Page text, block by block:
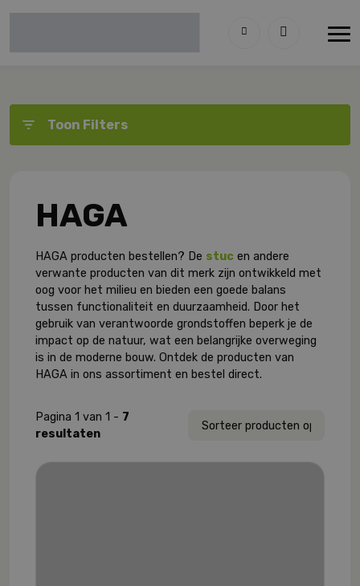
Toon Filters
HAGA
HAGA producten bestellen? De stuc en andere
verwante producten van dit merk zijn ontwikkeld met
oog voor het milieu en bieden een goede balans
tussen functionaliteit en duurzaamheid. Door het
gebruik van verantwoorde grondstoffen beperk je de
impact op de natuur, wat een belangrijke overweging
is in de moderne bouw. Ontdek de producten van
HAGA in ons assortiment en bestel direct.
Pagina 1 van 1 - 7
resultaten